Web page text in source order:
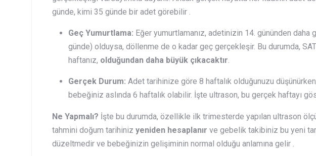
günde, kimi 35 günde bir adet görebilir .
Geç Yumurtlama: Eğer yumurtlamanız, adetinizin 14. gününden daha
günde) olduysa, döllenme de o kadar geç gerçekleşir. Bu durumda,
haftanız, olduğundan daha büyük çıkacaktır.
Gerçek Durum: Adet tarihinize göre 8 haftalık olduğunuzu
bebeğiniz aslında 6 haftalık olabilir. İşte ultrason, bu gerçek haftayı
Ne Yapmalı? İşte bu durumda, özellikle ilk trimesterde yapılan ultrason
tahmini doğum tarihiniz yeniden hesaplanır ve gebelik takibiniz bu yeni
düzeltmedir ve bebeğinizin gelişiminin normal olduğu anlamına gelir .